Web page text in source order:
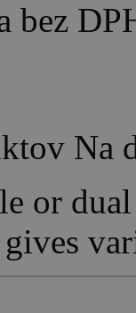
bez
Na
or
gives